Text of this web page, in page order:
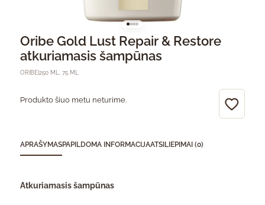
Oribe Gold Lust Repair & Restore
atkuriamasis šampūnas
ORIBE250 ML, 75 ML
Produkto šiuo metu neturime.
APRAŠYMASPAPILDOMA INFORMACIJAATSILIEPIMAI (0)
Atkuriamasis šampūnas